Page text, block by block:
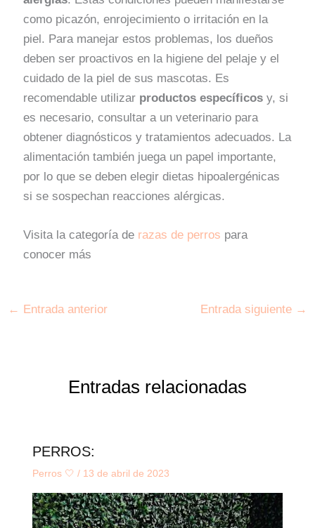
como picazón, enrojecimiento o irritación en la
piel. Para manejar estos problemas, los dueños
deben ser proactivos en la higiene del pelaje y el
cuidado de la piel de sus mascotas. Es
recomendable utilizar productos específicos y, si
es necesario, consultar a un veterinario para
obtener diagnósticos y tratamientos adecuados. La
alimentación también juega un papel importante,
por lo que se deben elegir dietas hipoalergénicas
si se sospechan reacciones alérgicas.
Visita la categoría de razas de perros para
conocer más
← Entrada anterior Entrada siguiente →
Entradas relacionadas
PERROS:
Perros 🤍 / 13 de abril de 2023